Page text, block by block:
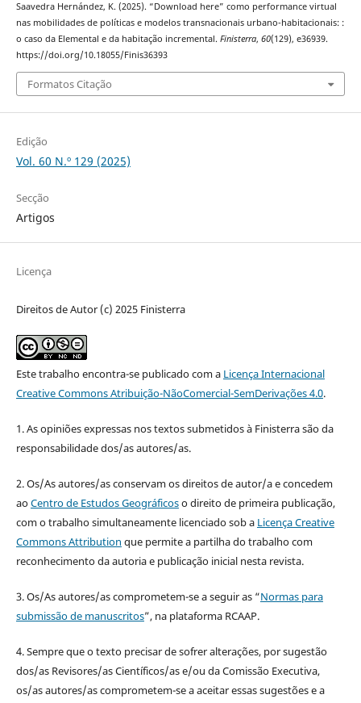
Saavedra Hernández, K. (2025). “Download here” como performance virtual
nas mobilidades de políticas e modelos transnacionais urbano-habitacionais: :
o caso da Elemental e da habitação incremental. Finisterra, 60(129), e36939.
https://doi.org/10.18055/Finis36393
Formatos Citação
Edição
Vol. 60 N.º 129 (2025)
Secção
Artigos
Licença
Direitos de Autor (c) 2025 Finisterra
Este trabalho encontra-se publicado com a Licença Internacional
Creative Commons Atribuição-NãoComercial-SemDerivações 4.0.
1. As opiniões expressas nos textos submetidos à Finisterra são da
responsabilidade dos/as autores/as.
2. Os/As autores/as conservam os direitos de autor/a e concedem
aoCentro de Estudos Geográficoso direito de primeira publicação,
com o trabalho simultaneamente licenciado sob a Licença Creative
Commons Attribution que permite a partilha do trabalho com
reconhecimento da autoria e publicação inicial nesta revista.
3. Os/As autores/as comprometem-se a seguir as “Normas para
submissão de manuscritos”, na plataforma RCAAP.
4. Sempre que o texto precisar de sofrer alterações, por sugestão
dos/as Revisores/as Científicos/as e/ou da Comissão Executiva,
os/as autores/as comprometem-se a aceitar essas sugestões e a